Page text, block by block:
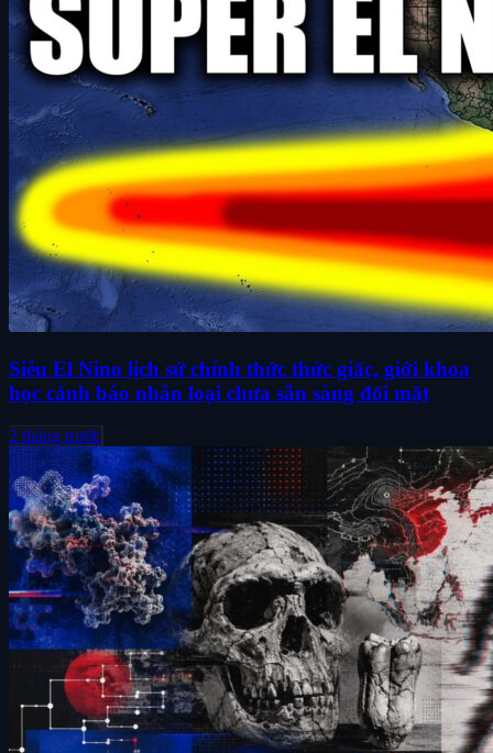
Siêu El Nino lịch sử chính thức thức giấc, giới khoa
học cảnh báo nhân loại chưa sẵn sàng đối mặt
2 tháng trước